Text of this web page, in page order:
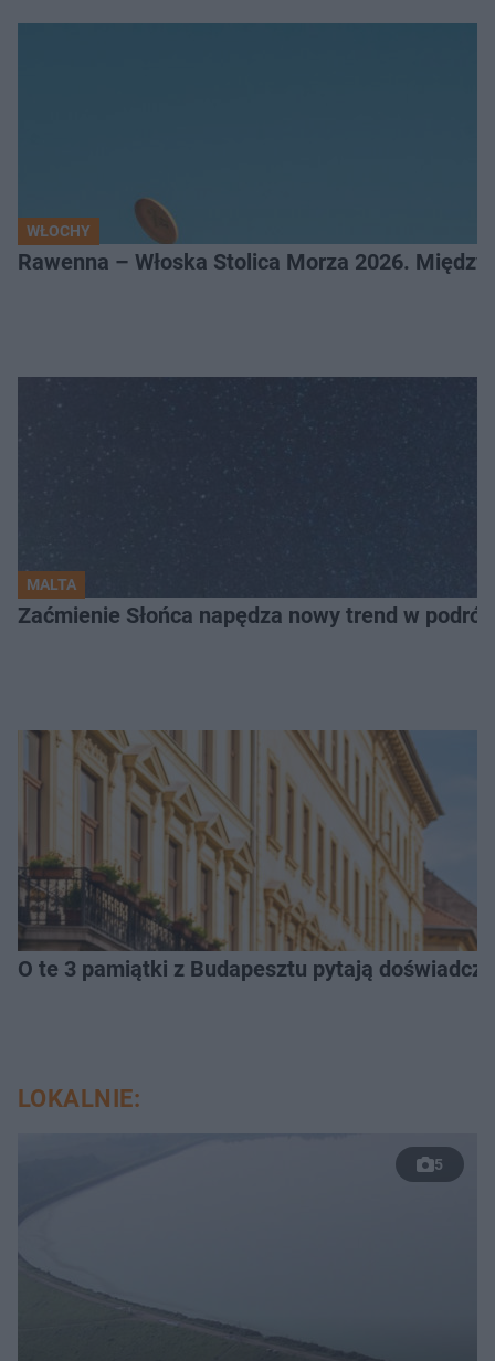
WŁOCHY
Rawenna – Włoska Stolica Morza 2026.
MALTA
Zaćmienie Słońca napędza nowy trend w
O te 3 pamiątki z Budapesztu pytają
LOKALNIE:
5